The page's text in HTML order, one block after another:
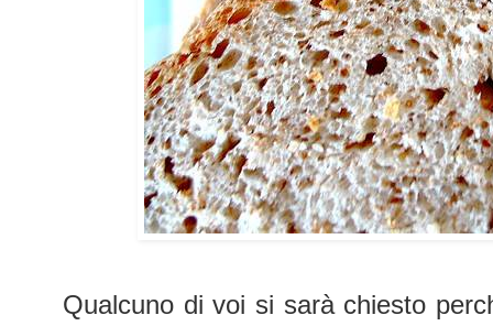
Qualcuno di voi si sarà chiesto